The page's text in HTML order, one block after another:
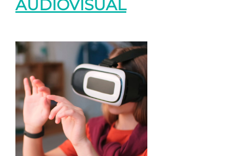
AUDIOVISUAL